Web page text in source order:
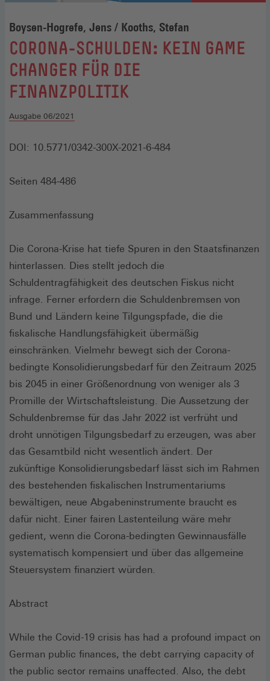
Boysen-Hogrefe, Jens / Kooths, Stefan
:
CORONA-SCHULDEN: KEIN GAME
CHANGER FÜR DIE
FINANZPOLITIK
Ausgabe 06/2021
DOI: 10.5771/0342-300X-2021-6-484
Seiten 484-486
Zusammenfassung
Die Corona-Krise hat tiefe Spuren in den Staatsfinanzen
hinterlassen. Dies stellt jedoch die
Schuldentragfähigkeit des deutschen Fiskus nicht
infrage. Ferner erfordern die Schuldenbremsen von
Bund und Ländern keine Tilgungspfade, die die
fiskalische Handlungsfähigkeit übermäßig
einschränken. Vielmehr bewegt sich der Corona-
bedingte Konsolidierungsbedarf für den Zeitraum 2025
bis 2045 in einer Größenordnung von weniger als 3
Promille der Wirtschaftsleistung. Die Aussetzung der
Schuldenbremse für das Jahr 2022 ist verfrüht und
droht unnötigen Tilgungsbedarf zu erzeugen, was aber
das Gesamtbild nicht wesentlich ändert. Der
zukünftige Konsolidierungsbedarf lässt sich im Rahmen
des bestehenden fiskalischen Instrumentariums
bewältigen, neue Abgabeninstrumente braucht es
dafür nicht. Einer fairen Lastenteilung wäre mehr
gedient, wenn die Corona-bedingten Gewinnausfälle
systematisch kompensiert und über das allgemeine
Steuersystem finanziert würden.
Abstract
While the Covid-19 crisis has had a profound impact on
German public finances, the debt carrying capacity of
the public sector remains unaffected. Also, the debt